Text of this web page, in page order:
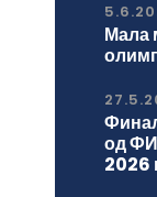
Мала
од
2026